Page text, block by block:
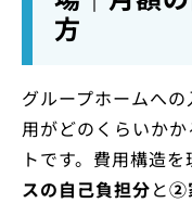
方
グループホームへ
用がどのくらいか
トです。費用構造を
スの自己負担分と②